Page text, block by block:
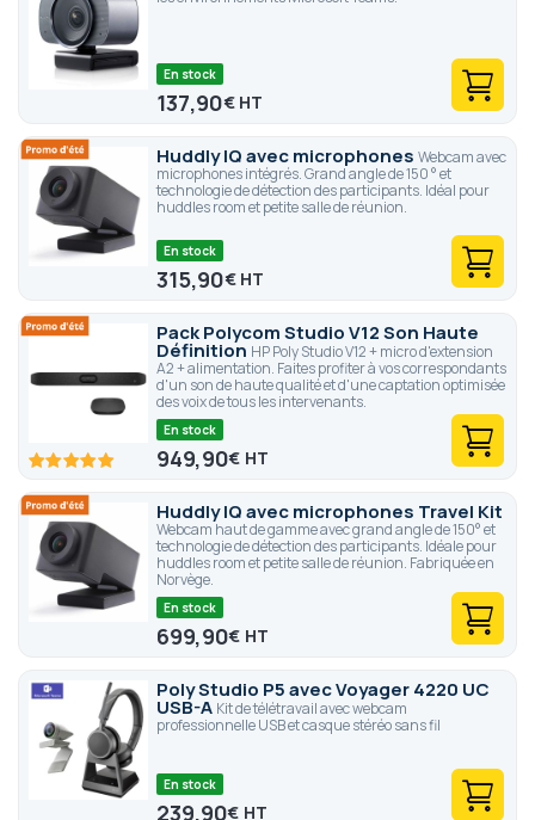
En stock
137,90€
Huddly IQ avec microphones Webcam avec
microphones intégrés. Grand angle de 150 ° et
technologie de détection des participants. Idéal pour
huddles room et petite salle de réunion.
En stock
315,90€
Pack Polycom Studio V12 Son Haute
Définition HP Poly Studio V12 + micro d'extension
A2 + alimentation. Faites profiter à vos correspondants
d'un son de haute qualité et d'une captation optimisée
des voix de tous les intervenants.
100 100
En stock
949,90€
Huddly IQ avec microphones Travel Kit
Webcam haut de gamme avec grand angle de 150° et
technologie de détection des participants. Idéale pour
huddles room et petite salle de réunion. Fabriquée en
Norvège.
En stock
699,90€
Poly Studio P5 avec Voyager 4220 UC
USB-A Kit de télétravail avec webcam
professionnelle USB et casque stéréo sans fil
En stock
239,90€